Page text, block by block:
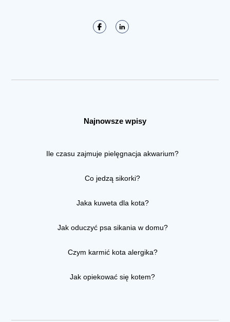
Najnowsze wpisy
Ile czasu zajmuje pielęgnacja akwarium?
Co jedzą sikorki?
Jaka kuweta dla kota?
Jak oduczyć psa sikania w domu?
Czym karmić kota alergika?
Jak opiekować się kotem?